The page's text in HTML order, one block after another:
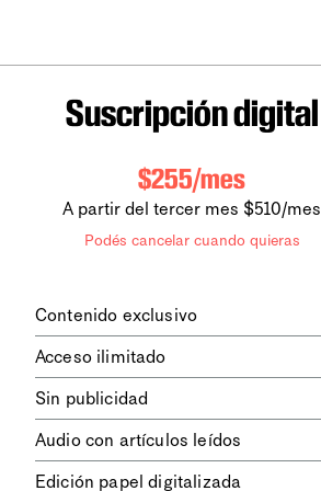
Suscripción digital
$255/mes
A partir del tercer mes $510/mes
Podés cancelar cuando quieras
Contenido exclusivo
digitales dela diaria
los contenidos de Le Monde
diplomatique.
Acceso ilimitado
contenidos.
Sin publicidad
publicitarios.
Audio con artículos leídos
Edición papel digitalizada